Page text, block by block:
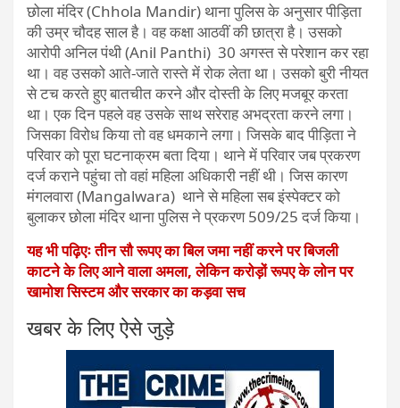
छोला मंदिर (Chhola Mandir) थाना पुलिस के अनुसार पीड़िता
की उम्र चौदह साल है। वह कक्षा आठवीं की छात्रा है। उसको
आरोपी अनिल पंथी (Anil Panthi) 30 अगस्त से परेशान कर रहा
था। वह उसको आते-जाते रास्ते में रोक लेता था। उसको बुरी नीयत
से टच करते हुए बातचीत करने और दोस्ती के लिए मजबूर करता
था। एक दिन पहले वह उसके साथ सरेराह अभद्रता करने लगा।
जिसका विरोध किया तो वह धमकाने लगा। जिसके बाद पीड़िता ने
परिवार को पूरा घटनाक्रम बता दिया। थाने में परिवार जब प्रकरण
दर्ज कराने पहुंचा तो वहां महिला अधिकारी नहीं थी। जिस कारण
मंगलवारा (Mangalwara) थाने से महिला सब इंस्पेक्टर को
बुलाकर छोला मंदिर थाना पुलिस ने प्रकरण 509/25 दर्ज किया।
यह भी पढ़िएः तीन सौ रूपए का बिल जमा नहीं करने पर बिजली
काटने के लिए आने वाला अमला, लेकिन करोड़ों रूपए के लोन पर
खामोश सिस्टम और सरकार का कड़वा सच
खबर के लिए ऐसे जुड़े